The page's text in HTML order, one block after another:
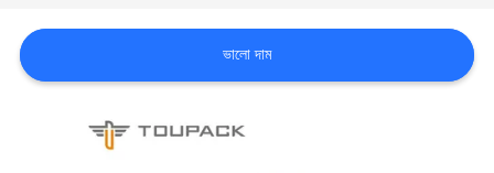
খবর
ভালো দাম